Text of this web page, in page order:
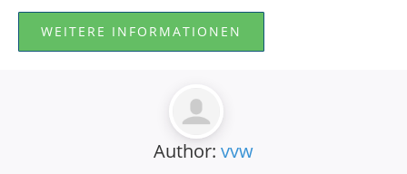
WEITERE INFORMATIONEN
Author: vvw